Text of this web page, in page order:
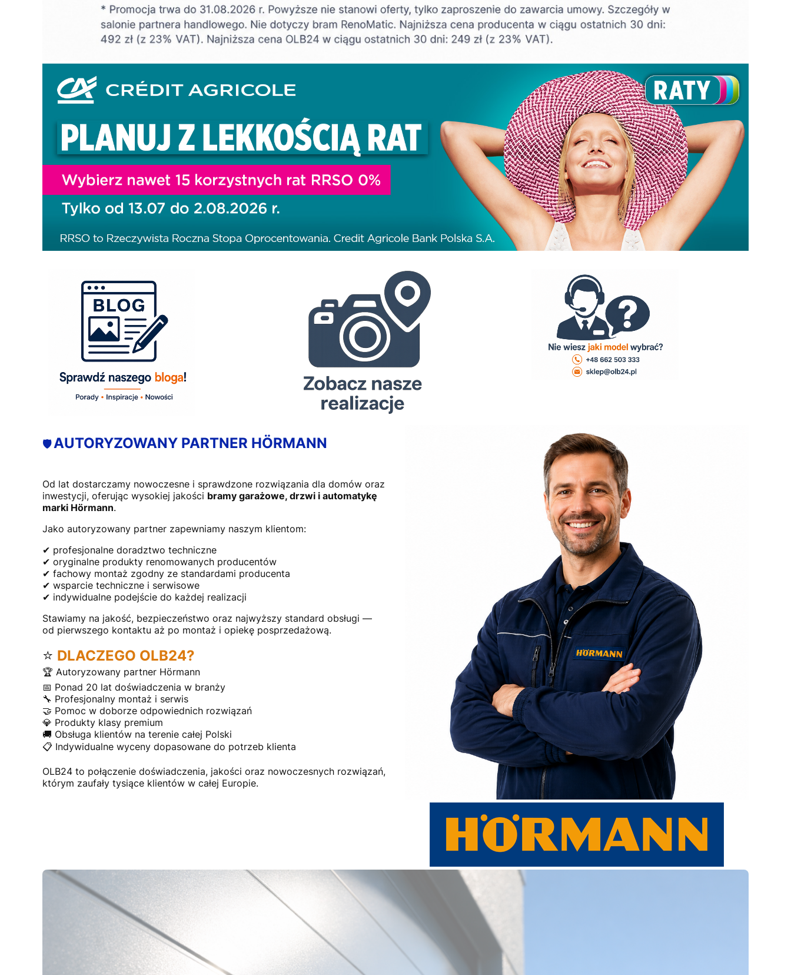
🛡️AUTORYZOWANY PARTNER HÖRMANN
Od lat dostarczamy nowoczesne i sprawdzone rozwiązania dla domów oraz
inwestycji, oferując wysokiej jakości bramy garażowe, drzwi i automatykę
marki Hörmann.
Jako autoryzowany partner zapewniamy naszym klientom:
✔ profesjonalne doradztwo techniczne
✔ oryginalne produkty renomowanych producentów
✔ fachowy montaż zgodny ze standardami producenta
✔ wsparcie techniczne i serwisowe
✔ indywidualne podejście do każdej realizacji
Stawiamy na jakość, bezpieczeństwo oraz najwyższy standard obsługi —
od pierwszego kontaktu aż po montaż i opiekę posprzedażową.
⭐ DLACZEGO OLB24?
🏆 Autoryzowany partner Hörmann
📅 Ponad 20 lat doświadczenia w branży
🔧 Profesjonalny montaż i serwis
🤝 Pomoc w doborze odpowiednich rozwiązań
💎 Produkty klasy premium
🚚 Obsługa klientów na terenie całej Polski
📋 Indywidualne wyceny dopasowane do potrzeb klienta
OLB24 to połączenie doświadczenia, jakości oraz nowoczesnych rozwiązań,
którym zaufały tysiące klientów w całej Europie.